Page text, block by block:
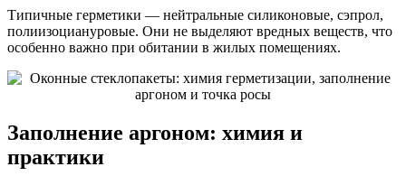
Типичные герметики — нейтральные силиконовые, сэпрол,
полиизоциануровые. Они не выделяют вредных веществ, что
особенно важно при обитании в жилых помещениях.
Заполнение аргоном: химия и
практики